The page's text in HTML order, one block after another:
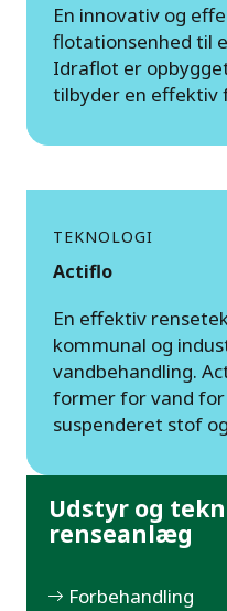
En innovativ og
flotationsenhed til
Idraflot er
tilbyder en effektiv
TEKNOLOGI
Actiflo
En effektiv
kommunal og
vandbehandling.
former for vand
suspenderet stof
Udstyr og
renseanlæg
Forbehandling